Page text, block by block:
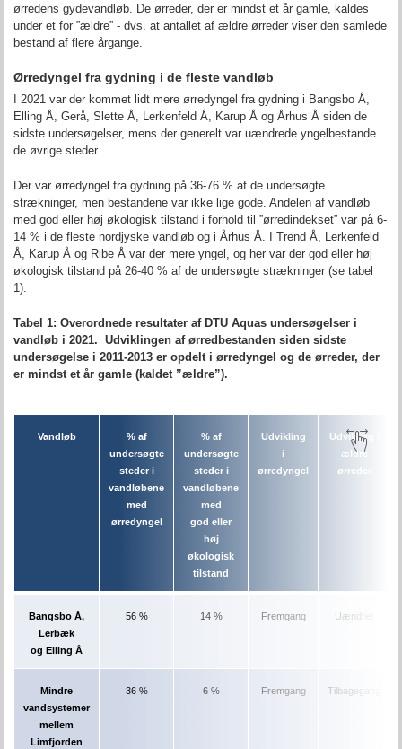
ørredens gydevandløb. De ørreder, der er mindst et år gamle, kaldes
under et for ”ældre” - dvs. at antallet af ældre ørreder viser den samlede
bestand af flere årgange.
Ørredyngel fra gydning i de fleste vandløb
I 2021 var der kommet lidt mere ørredyngel fra gydning i Bangsbo Å,
Elling Å, Gerå, Slette Å, Lerkenfeld Å, Karup Å og Århus Å siden de
sidste undersøgelser, mens der generelt var uændrede yngelbestande
de øvrige steder.
Der var ørredyngel fra gydning på 36-76 % af de undersøgte
strækninger, men bestandene var ikke lige gode. Andelen af vandløb
med god eller høj økologisk tilstand i forhold til ”ørredindekset” var på 6-
14 % i de fleste nordjyske vandløb og i Århus Å. I Trend Å, Lerkenfeld
Å, Karup Å og Ribe Å var der mere yngel, og her var der god eller høj
økologisk tilstand på 26-40 % af de undersøgte strækninger (se tabel
1).
Tabel 1: Overordnede resultater af DTU Aquas undersøgelser i
vandløb i 2021. Udviklingen af ørredbestanden siden sidste
undersøgelse i 2011-2013 er opdelt i ørredyngel og de ørreder, der
er mindst et år gamle (kaldet ”ældre”).
Vandløb
% af
undersøgte
steder i
vandløbene
med
ørredyngel
% af
undersøgte
steder i
vandløbene
med
god eller
høj
økologisk
tilstand
Udvikling
i
ørredyngel
Udvikling i
ældre
ørreder
Bangsbo Å,
Lerbæk
og Elling Å
56 % 14 % Fremgang Uændret
Mindre
vandsystemer
mellem
Limfjorden
36 % 6 % Fremgang Tilbagegang